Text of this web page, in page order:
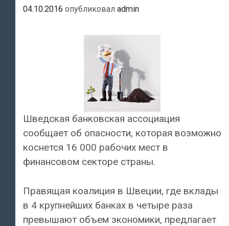
04.10.2016 опубликовал admin
Шведская банковская ассоциация
сообщает об опасности, которая возможно
коснется 16 000 рабочих мест в
финансовом секторе страны.
Правящая коалиция в Швеции, где вклады
в 4 крупнейших банках в четыре раза
превышают объем экономики, предлагает